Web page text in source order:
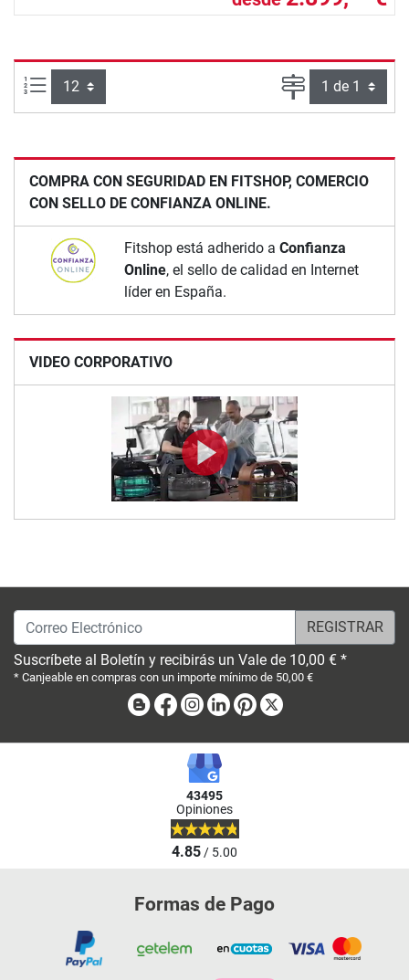
Artículos por página: Página
COMPRA CON SEGURIDAD EN FITSHOP, COMERCIO
CON SELLO DE CONFIANZA ONLINE.
Fitshop está adherido a Confianza
Online, el sello de calidad en Internet
líder en España.
VIDEO CORPORATIVO
Correo Electrónico
Suscríbete al Boletín y recibirás un Vale de 10,00 € *
* Canjeable en compras con un importe mínimo de 50,00 €
BlogFacebook
Instagram
LinkedinPinterest
43495
Opiniones
4.85/ 5.00
Formas de Pago